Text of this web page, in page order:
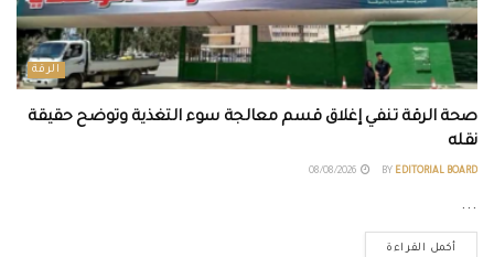
الرقة
صحة الرقة تنفي إغلاق قسم معالجة سوء التغذية وتوضح حقيقة
نقله
BY EDITORIAL BOARD
...
أكمل القراءة